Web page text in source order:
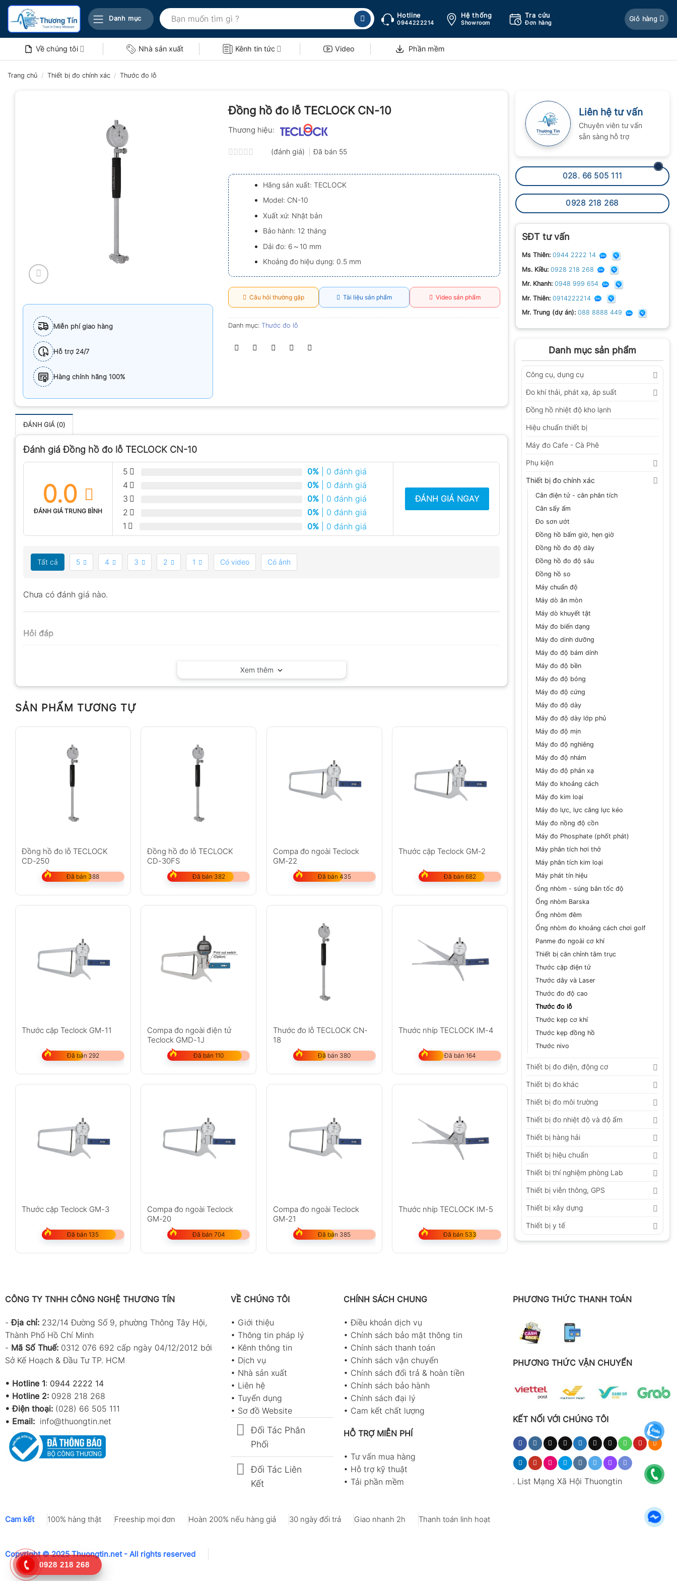
Bỏ
nội
Danh mục
Tìm
kiếm:
Hotline
0944222214
Hệ thống
Showroom
Tra cứu
Đơn hàng
Giỏ hàng
Về chúng tôi Nhà sản xuất Kênh tin tức Video Phần mềm
Trang chủ / Thiết bị đo chính xác / Thước đo lỗ
Liên hệ tư vấn
Chuyên viên tư vấn
sẵn sàng hỗ trợ
028. 66 505 111
0928 218 268
SĐT tư vấn
Ms Thiên: 0944 2222 14
Ms. Kiều: 0928 218 268
Mr. Khanh: 0948 999 654
Mr. Thiên: 0914222214
Mr. Trung (dự án): 088 8888 449
Danh mục sản phẩm
Công cụ, dụng cụ
Đo khí thải, phát xạ, áp suất
Đồng hồ nhiệt độ kho lạnh
Hiệu chuẩn thiết bị
Máy đo Cafe - Cà Phê
Phụ kiện
Thiết bị đo chính xác
Cân điện tử - cân phân tích
Cân sấy ẩm
Đo sơn ướt
Đồng hồ bấm giờ, hẹn giờ
Đồng hồ đo độ dày
Đồng hồ đo độ sâu
Đồng hồ so
Máy chuẩn độ
Máy dò ăn mòn
Máy dò khuyết tật
Máy đo biến dạng
Máy đo dinh dưỡng
Máy đo độ bám dính
Máy đo độ bền
Máy đo độ bóng
Máy đo độ cứng
Máy đo độ dày
Máy đo độ dày lớp phủ
Máy đo độ mịn
Máy đo độ nghiêng
Máy đo độ nhám
Máy đo độ phản xạ
Máy đo khoảng cách
Máy đo kim loại
Máy đo lực, lực căng lực kéo
Máy đo nồng độ cồn
Máy đo Phosphate (phốt phát)
Máy phân tích hơi thở
Máy phân tích kim loại
Máy phát tín hiệu
Ống nhòm - súng bắn tốc độ
Ống nhòm Barska
Ống nhòm đêm
Ống nhòm đo khoảng cách chơi golf
Panme đo ngoài cơ khí
Thiết bị căn chỉnh tâm trục
Thước cặp điện tử
Thước dây và Laser
Thước đo độ cao
Thước đo lỗ
Thước kẹp cơ khí
Thước kẹp đồng hồ
Thước nivo
Thiết bị đo điện, động cơ
Thiết bị đo khác
Thiết bị đo môi trường
Thiết bị đo nhiệt độ và độ ẩm
Thiết bị hàng hải
Thiết bị hiệu chuẩn
Thiết bị thí nghiệm phòng Lab
Thiết bị viễn thông, GPS
Thiết bị xây dựng
Thiết bị y tế
Miễn phí giao hàng
Hỗ trợ 24/7
Hàng chính hãng 100%
Đồng hồ đo lỗ TECLOCK CN-10
Thương hiệu:
xếp
hạng
0.0
5
sao
(đánh giá) Đã bán 55
Hãng sản xuất: TECLOCK
Model: CN-10
Xuất xứ: Nhật bản
Bảo hành: 12 tháng
Dải đo: 6～10 mm
Khoảng đo hiệu dụng: 0.5 mm
Câu hỏi thường gặp Tài liệu sản phẩm Video sản phẩm
Danh mục: Thước đo lỗ
ĐÁNH GIÁ (0)
Đánh giá Đồng hồ đo lỗ TECLOCK CN-10
0.0
ĐÁNH GIÁ TRUNG BÌNH
5 0% | 0 đánh giá
4
0% | 0 đánh giá
3
0% | 0 đánh giá
2
0% | 0 đánh giá
1
0% | 0 đánh giá
ĐÁNH GIÁ NGAY
Tất cả 5 4 3 2 1 Có video Có ảnh
Chưa có đánh giá nào.
Hỏi đáp
Không có bình luận nào
Xem thêm
SẢN PHẨM TƯƠNG TỰ
Đồng hồ đo lỗ TECLOCK
CD-250
Đã bán 388
Đồng hồ đo lỗ TECLOCK
CD-30FS
Đã bán 382
Compa đo ngoài Teclock
GM-22
Đã bán 435
Thước cặp Teclock GM-2
Đã bán 682
Thước cặp Teclock GM-11
Đã bán 292
Compa đo ngoài điện tử
Teclock GMD-1J
Đã bán 110
Thước đo lỗ TECLOCK CN-
18
Đã bán 380
Thước nhíp TECLOCK IM-4
Đã bán 164
Thước cặp Teclock GM-3
Đã bán 135
Compa đo ngoài Teclock
GM-20
Đã bán 704
Compa đo ngoài Teclock
GM-21
Đã bán 385
Thước nhíp TECLOCK IM-5
Đã bán 533
CÔNG TY TNHH CÔNG NGHỆ THƯƠNG TÍN
-Địa chỉ: 232/14 Đường Số 9, phường Thông Tây Hội,
Thành Phố Hồ Chí Minh
- Mã Số Thuế: 0312 076 692 cấp ngày 04/12/2012 bởi
Sở Kế Hoạch & Đầu Tư TP. HCM
• Hotline 1: 0944 2222 14
• Hotline 2: 0928 218 268
• Điện thoại: (028) 66 505 111
• Email: info@thuongtin.net
VỀ CHÚNG TÔI
• Giới thiệu
• Thông tin pháp lý
• Kênh thông tin
• Dịch vụ
• Nhà sản xuất
• Liên hệ
• Tuyển dụng
• Sơ đồ Website
Đối Tác Phân
Phối
Đối Tác Liên
Kết
CHÍNH SÁCH CHUNG
•Điều khoản dịch vụ
• Chính sách bảo mật thông tin
• Chính sách thanh toán
• Chính sách vận chuyển
• Chính sách đổi trả & hoàn tiền
• Chính sách bảo hành
• Chính sách đại lý
• Cam kết chất lượng
HỖ TRỢ MIỄN PHÍ
• Tư vấn mua hàng
• Hỗ trợ kỹ thuật
• Tải phần mềm
PHƯƠNG THỨC THANH TOÁN
PHƯƠNG THỨC VẬN CHUYỂN
KẾT NỐI VỚI CHÚNG TÔI
. List Mạng Xã Hội Thuongtin
Cam kết 100% hàng thật Freeship mọi đơn Hoàn 200% nếu hàng giả 30 ngày đổi trả Giao nhanh 2h Thanh toán linh hoạt
Copyright © 2025 Thuongtin.net - All rights reserved
0928 218 268